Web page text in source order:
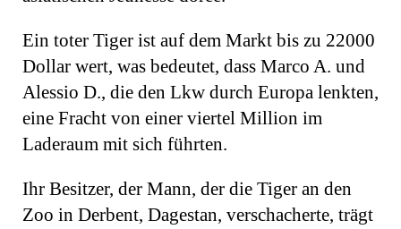
Ein toter Tiger ist auf dem Markt bis zu 22000
Dollar wert, was bedeutet, dass Marco A. und
Alessio D., die den Lkw durch Europa lenkten,
eine Fracht von einer viertel Million im
Laderaum mit sich führten.
Ihr Besitzer, der Mann, der die Tiger an den
Zoo in Derbent, Dagestan, verschacherte, trägt